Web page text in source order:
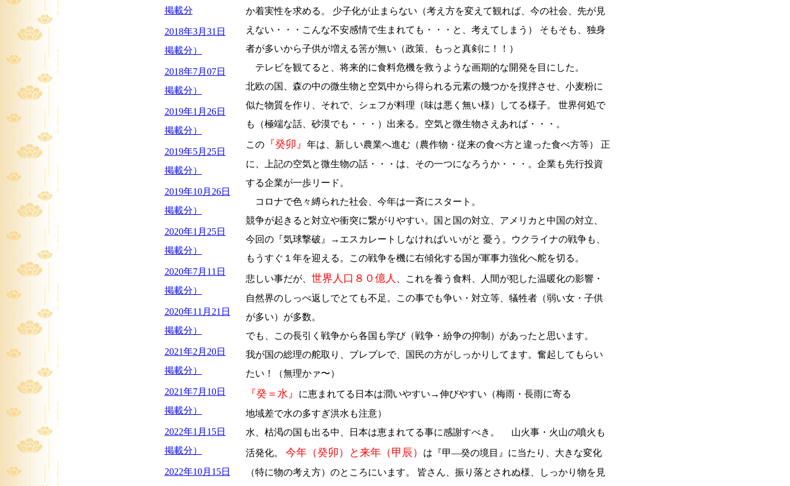
掲載分
2018年3月31日
掲載分）
2018年7月07日
掲載分）
2019年1月26日
掲載分）
2019年5月25日
掲載分）
2019年10月26日
掲載分）
2020年1月25日
掲載分）
2020年7月11日
掲載分）
2020年11月21日
掲載分）
2021年2月20日
掲載分）
2021年7月10日
掲載分）
2022年1月15日
掲載分）
2022年10月15日
か着実性を求める。 少子化が止まらない（考え方を変えて観れば、今の社会、先が見
えない・・・こんな不安感情で生まれても・・・と、考えてしまう） そもそも、独身
者が多いから子供が増える筈が無い（政策、もっと真剣に！！）
テレビを観てると、将来的に食料危機を救うような画期的な開発を目にした。
北欧の国、森の中の微生物と空気中から得られる元素の幾つかを撹拌させ、小麦粉に
似た物質を作り、それで、シェフが料理（味は悪く無い様）してる様子。 世界何処で
も（極端な話、砂漠でも・・・）出来る。空気と微生物さえあれば・・・。
この『癸卯』
年は、新しい農業へ進む（農作物・従来の食べ方と違った食べ方等） 正
に、上記の空気と微生物の話・・・は、その一つになろうか・・・。企業も先行投資
する企業が一歩リード。
コロナで色々縛られた社会、今年は一斉にスタート。
競争が起きると対立や衝突に繋がりやすい。国と国の対立、アメリカと中国の対立、
今回の『気球撃破』→エスカレートしなければいいがと 憂う。ウクライナの戦争も、
もうすぐ１年を迎える。この戦争を機に右傾化する国が軍事力強化へ舵を切る。
悲しい事だが、 世界人口８０億人
、これを養う食料、人間が犯した温暖化の影響・
自然界のしっぺ返しでとても不足。この事でも争い・対立等、犠牲者（弱い女・子供
が多い）が多数。
でも、この長引く戦争から各国も学び（戦争・紛争の抑制）があったと思います。
我が国の総理の舵取り、ブレブレで、国民の方がしっかりしてます。奮起してもらい
たい！（無理かァ〜）
『癸＝水』
に恵まれてる日本は潤いやすい→伸びやすい（梅雨・長雨に寄る
地域差で水の多すぎ洪水も注意）
水、枯渇の国も出る中、日本は恵まれてる事に感謝すべき。 山火事・火山の噴火も
活発化。 今年（癸卯）と来年（甲辰）
は『甲—癸の境目』に当たり、大きな変化
（特に物の考え方）のところにいます。 皆さん、振り落とされぬ様、しっかり物を見